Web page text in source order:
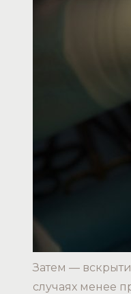
Затем —
случаях менее